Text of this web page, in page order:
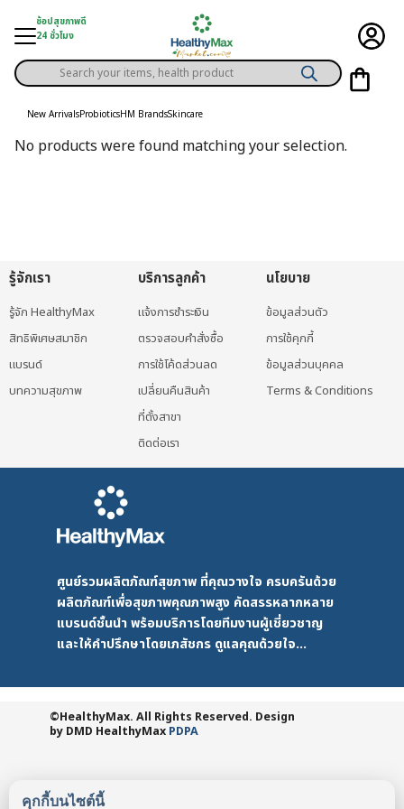
content
ช้อปสุขภาพดี
24 ชั่วโมง
Solution
Products
search
New ArrivalsProbioticsHM BrandsSkincare
No products were found matching your selection.
คุกกี้บนไซต์นี้
รู้จักเรา
รู้จัก HealthyMax
สิทธิพิเศษสมาชิก
แบรนด์
บทความสุขภาพ
บริการลูกค้า
แจ้งการชำระเงิน
ตรวจสอบคำสั่งซื้อ
การใช้โค้ดส่วนลด
เปลี่ยนคืนสินค้า
ที่ตั้งสาขา
ติดต่อเรา
นโยบาย
ข้อมูลส่วนตัว
การใช้คุกกี้
ข้อมูลส่วนบุคคล
Terms & Conditions
ศูนย์รวมผลิตภัณฑ์สุขภาพ ที่คุณวางใจ ครบครันด้วย
ผลิตภัณฑ์เพื่อสุขภาพคุณภาพสูง คัดสรรหลากหลาย
แบรนด์ชั้นนำ พร้อมบริการโดยทีมงานผู้เชี่ยวชาญ
และให้คำปรึกษาโดยเภสัชกร ดูแลคุณด้วยใจ...
©HealthyMax. All Rights Reserved. Design
by DMD HealthyMax PDPA